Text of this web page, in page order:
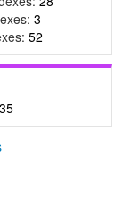
3
52
35